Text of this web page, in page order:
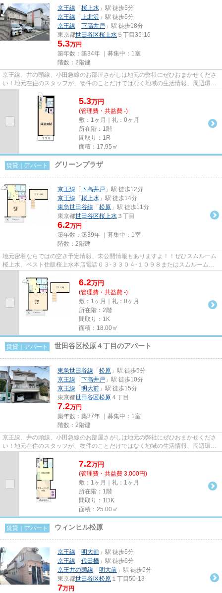
京王線 「 桜上水 」駅 徒歩5分
京王線 「 上北沢 」駅 徒歩5分
京王線 「 下高井戸 」駅 徒歩18分
東京都世田谷区桜上水 ５丁目35-16
5.3万円
築年数：築34年 ｜募集中： 1室
階数：2階建
京王線、井の頭線、小田急線のお部屋さがしは地元の弊社にぜひおまかせくださ
い！地元在住のスタッフが、物件のことだけではなく地域の生活情報、周辺環境
などもしっかりご説明します...
5.3万円
(管理費・共益費 -)
敷：1ヶ月｜礼：0ヶ月
所在階：1階
間取り：1R
面積：17.95㎡
賃貸｜アパート グリーンプラザ
京王線 「 下高井戸 」駅 徒歩12分
京王線 「 桜上水 」駅 徒歩14分
東急世田谷線 「 松原 」駅 徒歩11分
東京都世田谷区桜上水 ３丁目
6.2万円
築年数：築39年 ｜募集中： 1室
階数：2階建
地元密着ならではの空き予定情報、未公開情報もありますよ！！ぜひスムルーム
桜上水、ベスト住販桜上水本店電話０３-３３０４-１０９８またはスムルーム下
6.2万円
(管理費・共益費 -)
敷：1ヶ月｜礼：0ヶ月
所在階：2階
間取り：1K
面積：18.00㎡
賃貸｜アパート 世田谷区松原４丁目のアパート
東急世田谷線 「 松原 」駅 徒歩5分
京王線 「 下高井戸 」駅 徒歩10分
京王線 「 明大前 」駅 徒歩15分
東京都世田谷区松原 ４丁目
7.2万円
築年数：築37年 ｜募集中： 1室
階数：2階建
京王線、井の頭線、小田急線のお部屋さがしは地元の弊社にぜひおまかせくださ
い！地元在住のスタッフが、物件のことだけではなく地域の生活情報、周辺環境
7.2万円
(管理費・共益費 3,000円)
敷：1ヶ月｜礼：1ヶ月
所在階：1階
間取り：1DK
面積：25.00㎡
賃貸｜アパート ウィンヒル松原
京王線 「 明大前 」駅 徒歩5分
京王線 「 代田橋 」駅 徒歩6分
京王井の頭線 「 明大前 」駅 徒歩5分
東京都世田谷区松原 １丁目50-13
7万円